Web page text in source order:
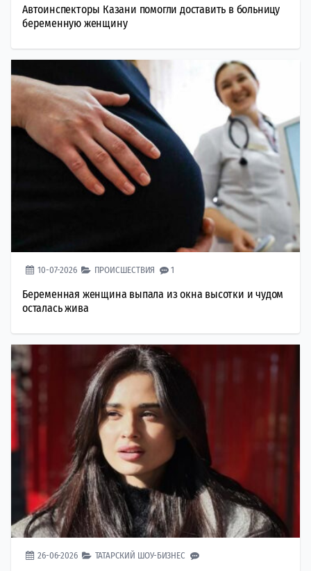
Автоинспекторы Казани помогли доставить в больницу
беременную женщину
10-07-2026 ПРОИСШЕСТВИЯ 1
Беременная женщина выпала из окна высотки и чудом
осталась жива
26-06-2026 ТАТАРСКИЙ ШОУ-БИЗНЕС